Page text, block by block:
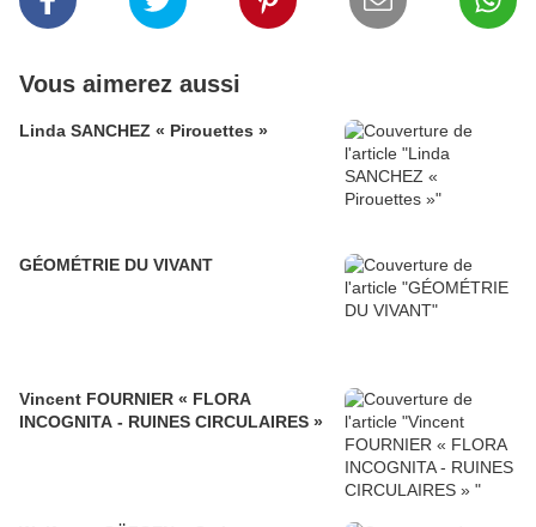
Vous aimerez aussi
Linda SANCHEZ « Pirouettes »
GÉOMÉTRIE DU VIVANT
Vincent FOURNIER « FLORA
INCOGNITA - RUINES CIRCULAIRES »